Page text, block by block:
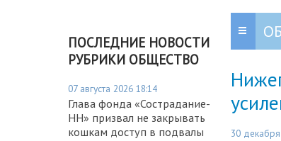
ПОСЛЕДНИЕ НОВОСТИ
РУБРИКИ ОБЩЕСТВО
07 августа 2026 18:14
Глава фонда «Сострадание-
НН» призвал не закрывать
кошкам доступ в подвалы
30